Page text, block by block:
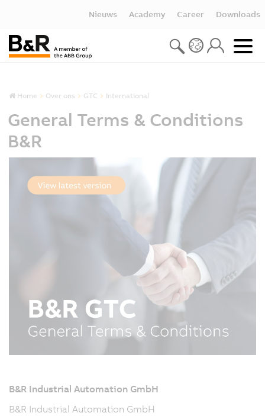
Nieuws Academy Career Downloads
Home Over ons GTC International
General Terms & Conditions
B&R
B&R Industrial Automation GmbH
B&R Industrial Automation GmbH